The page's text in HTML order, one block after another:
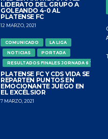
LIDERATO DEL GRUPO A
GOLEANDO 4-0 AL
PLATENSE FC
12 MARZO, 2021
COMUNICADO
LA LIGA
NOTICIAS
PORTADA
RESULTADOS FINALES JORNADA 6
PLATENSE FC Y CDS VIDA SE
REPARTEN PUNTOS EN
EMOCIONANTE JUEGO EN
EL EXCÉLSIOR
7 MARZO, 2021